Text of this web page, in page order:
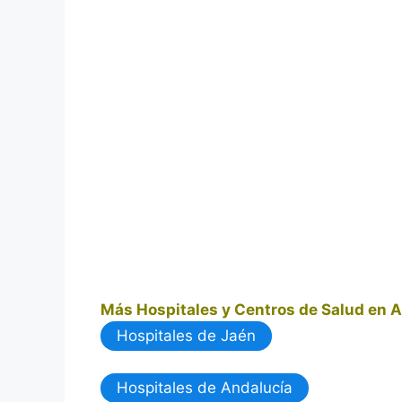
Más Hospitales y Centros de Salud en
Hospitales de Jaén
Hospitales de Andalucía